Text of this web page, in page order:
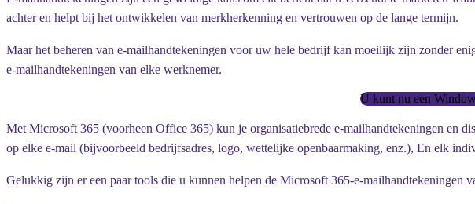
achter en helpt bij het ontwikkelen van merkherkenning en vertrouwen op de lange termijn.
Maar het beheren van e-mailhandtekeningen voor uw hele bedrijf kan moeilijk zijn zonder
e-mailhandtekeningen van elke werknemer.
U kunt nu een
Met Microsoft 365 (voorheen Office 365) kun je organisatiebrede e-mailhandtekeningen en
op elke e-mail (bijvoorbeeld bedrijfsadres, logo, wettelijke openbaarmaking, enz.), En elk
Gelukkig zijn er een paar tools die u kunnen helpen de Microsoft 365-e-mailhandtekeningen